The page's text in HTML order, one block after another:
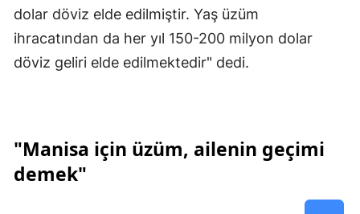
dolar döviz elde edilmiştir. Yaş üzüm
ihracatından da her yıl 150-200 milyon dolar
döviz geliri elde edilmektedir" dedi.
"Manisa için üzüm, ailenin geçimi
demek"